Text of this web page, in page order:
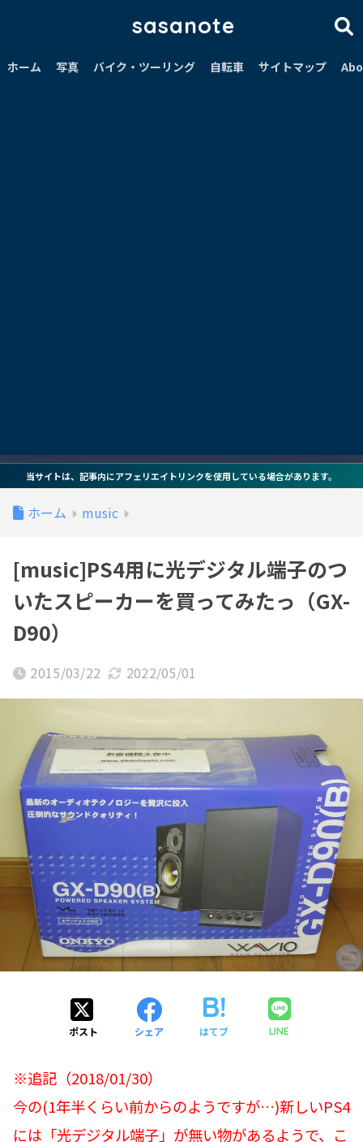
sasanote
ホーム 写真 バイク・ツーリング 自転車 サイトマップ
当サイトは、記事内にアフェリエイトリンクを使用している場合があります。
ホーム music
[music]PS4用に光デジタル端子のつ
いたスピーカーを買ってみたっ（GX-
D90）
2015/03/22 2022/05/01
ポスト シェア はてブ LINE
※追記（2018/01/30）
今の(1年半くらい前からのようですが…)新しいPS4
には「光デジタル端子」が無い物があるようで、こ